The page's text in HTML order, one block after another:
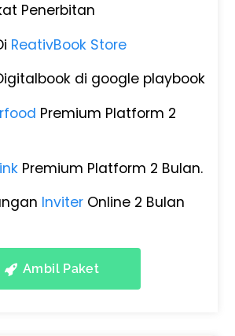
Penerbitan
ReativBook Store
di google playbook
Premium Platform 2
Premium Platform 2 Bulan.
InviterOnline 2 Bulan
Ambil Paket